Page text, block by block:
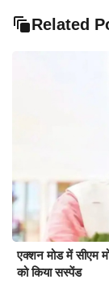
Related
एक्शन मोड में सीएम
को किया सस्पेंड